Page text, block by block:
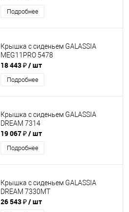
Подробнее
Крышка с сиденьем GALASSIA
MEG11PRO 5478
18 443 ₽/ шт
Подробнее
Крышка с сиденьем GALASSIA
DREAM 7314
19 067 ₽/ шт
Подробнее
Крышка с сиденьем GALASSIA
DREAM 7330MT
26 543 ₽/ шт